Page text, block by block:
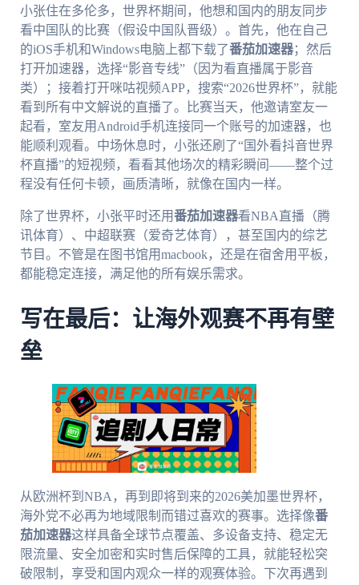
小张住在多伦多，世界杯期间，他想和国内的朋友同步
看中国队的比赛（假设中国队晋级）。首先，他在自己
的iOS手机和Windows电脑上都下载了番茄加速器；然后
打开加速器，选择“影音专线”（因为看直播属于影音
类）；接着打开咪咕视频APP，搜索“2026世界杯”，就能
看到所有中文解说的直播了。比赛当天，他邀请室友一
起看，室友用Android手机连接同一个账号的加速器，也
能顺利观看。中场休息时，小张还刷了“国外看抖音世界
杯直播”的短视频，看看其他场次的精彩瞬间——整个过
程没有任何卡顿，画质清晰，就像在国内一样。
除了世界杯，小张平时还用番茄加速器看NBA直播（腾
讯体育）、中超联赛（爱奇艺体育），甚至国内的综艺
节目。不管是在图书馆用macbook，还是在宿舍用平板，
都能稳定连接，满足他的所有娱乐需求。
写在最后：让海外观赛不再有壁
垒
从欧洲杯到NBA，再到即将到来的2026美加墨世界杯，
海外党不必再为地域限制而错过喜欢的赛事。选择像番
茄加速器这样具备全球节点覆盖、多设备支持、稳定无
限流量、安全加密和实时售后保障的工具，就能轻松突
破限制，享受和国内观众一样的观赛体验。下次再遇到